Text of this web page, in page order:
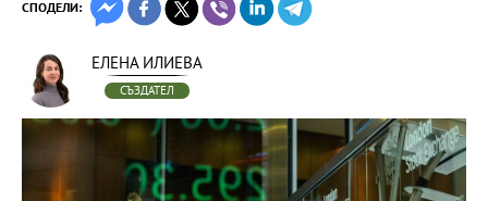
СПОДЕЛИ:
ЕЛЕНА ИЛИЕВА
СЪЗДАТЕЛ